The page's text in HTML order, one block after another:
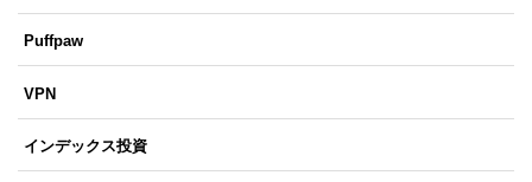
Puffpaw
VPN
インデックス投資